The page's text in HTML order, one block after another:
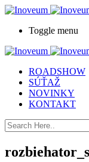
Toggle menu
ROADSHOW
SÚŤAŽ
NOVINKY
KONTAKT